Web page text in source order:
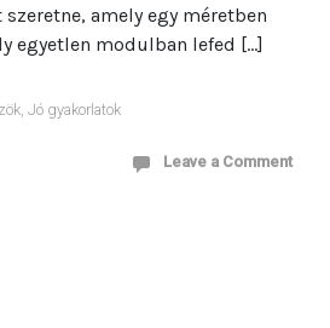
amely egy méretben
egyetlen modulban lefed […]
, Jó gyakorlatok
Leave a Comment